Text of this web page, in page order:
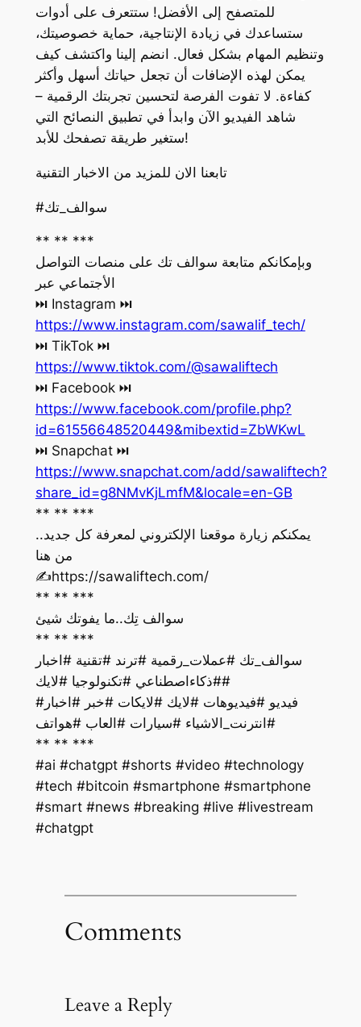
للمتصفح إلى الأفضل! ستتعرف على أدوات
ستساعدك في زيادة الإنتاجية، حماية خصوصيتك،
وتنظيم المهام بشكل فعال. انضم إلينا واكتشف كيف
يمكن لهذه الإضافات أن تجعل حياتك أسهل وأكثر
كفاءة. لا تفوت الفرصة لتحسين تجربتك الرقمية –
شاهد الفيديو الآن وابدأ في تطبيق النصائح التي
ستغير طريقة تصفحك للأبد!
تابعنا الان للمزيد من الاخبار التقنية
#سوالف_تك
** ** ***
وبإمكانكم متابعة سوالف تك على منصات التواصل
الأجتماعي عبر
‏⏭ Instagram ⏭
https://www.instagram.com/sawalif_tech/
‏⏭ TikTok ⏭
https://www.tiktok.com/@sawaliftech
‏⏭ Facebook ⏭
https://www.facebook.com/profile.php?
id=61556648520449&mibextid=ZbWKwL
‏⏭ Snapchat ⏭
https://www.snapchat.com/add/sawaliftech?
share_id=g8NMvKjLmfM&locale=en-GB
** ** ***
يمكنكم زيارة موقعنا الإلكتروني لمعرفة كل جديد..
من هنا
‏✍️https://sawaliftech.com/
** ** ***
سوالف تِك..ما يفوتك شيئ
** ** ***
سوالف_تك #عملات_رقمية #ترند #تقنية #اخبار
#ذكاءاصطناعي #تكنولوجيا #لايك#
فيديو #فيديوهات #لايك #لايكات #خبر #اخبار#
#انترنت_الاشياء #سيارات #العاب #هواتف
** ** ***
#ai #chatgpt #shorts #video #technology
#tech #bitcoin #smartphone #smartphone
#smart #news #breaking #live #livestream
#chatgpt
Comments
Leave a Reply